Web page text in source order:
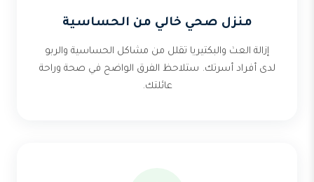
منزل صحي خالي من الحساسية
إزالة العث والبكتيريا تقلل من مشاكل الحساسية والربو
لدى أفراد أسرتك. ستلاحظ الفرق الواضح في صحة وراحة
عائلتك.